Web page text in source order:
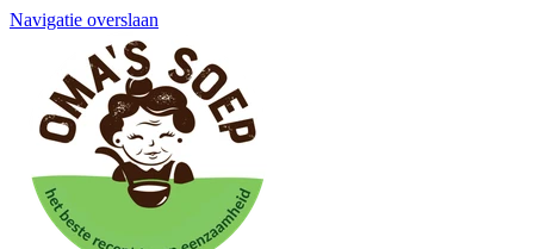
Navigatie overslaan